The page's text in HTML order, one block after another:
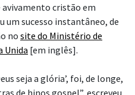
avivamento cristão em
um sucesso instantâneo, de
no site do Ministério de
Unida [em inglês].
seja a glória’, foi, de longe,
de hinos gospel”, escreveu